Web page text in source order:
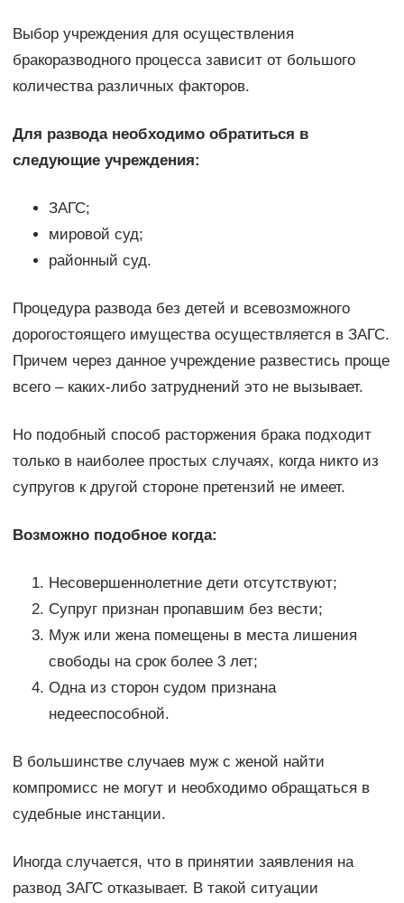
Выбор учреждения для осуществления
бракоразводного процесса зависит от большого
количества различных факторов.
Для развода необходимо обратиться в
следующие учреждения:
ЗАГС;
мировой суд;
районный суд.
Процедура развода без детей и всевозможного
дорогостоящего имущества осуществляется в ЗАГС.
Причем через данное учреждение развестись проще
всего – каких-либо затруднений это не вызывает.
Но подобный способ расторжения брака подходит
только в наиболее простых случаях, когда никто из
супругов к другой стороне претензий не имеет.
Возможно подобное когда:
Несовершеннолетние дети отсутствуют;
Супруг признан пропавшим без вести;
Муж или жена помещены в места лишения
свободы на срок более 3 лет;
Одна из сторон судом признана
недееспособной.
В большинстве случаев муж с женой найти
компромисс не могут и необходимо обращаться в
судебные инстанции.
Иногда случается, что в принятии заявления на
развод ЗАГС отказывает. В такой ситуации